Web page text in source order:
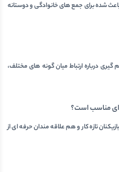
شده برای جمع های خانوادگی و دوستانه
درباره ارتباط میان گونه های مختلف،
ای مناسب است؟
تازه کار و هم علاقه مندان حرفه ای از